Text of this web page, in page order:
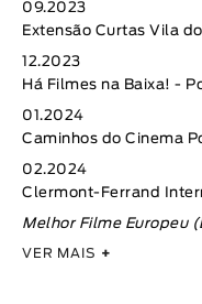
09.2023
Extensão Curtas Vila
12.2023
Há Filmes na Baixa! -
01.2024
Caminhos do Cinema
02.2024
Clermont-Ferrand
Melhor Filme Europeu
VER MAIS +